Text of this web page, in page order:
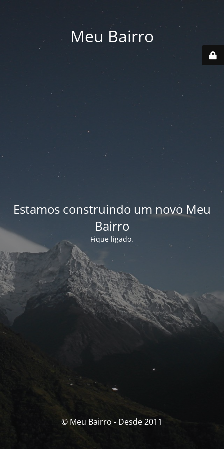
Meu Bairro
Estamos construindo um novo Meu
Bairro
Fique ligado.
© Meu Bairro - Desde 2011